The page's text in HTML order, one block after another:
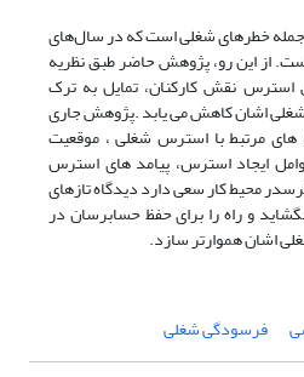
خطرهای شغلی است که در سال‌های
از این رو، پژوهش حاضر طبق نظریه
استرس نقش کارکنان، تمایل به ترک
اشان کاهش می یابد .پژوهش جاری
های مرتبط با استرس شغلی ، موقعیت
ایجاد استرس، پیامد های استرس
محیط کار سعی دارد دیدگاه تازهای
و راه را برای حفظ حسابرسان در
اشان هموارتر سازد.
فرسودگی شغلی